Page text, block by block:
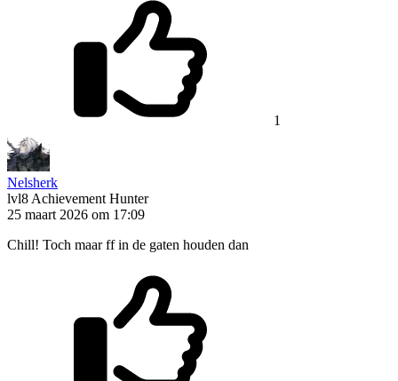
1
Nelsherk
lvl8 Achievement Hunter
25 maart 2026 om 17:09
Chill! Toch maar ff in de gaten houden dan